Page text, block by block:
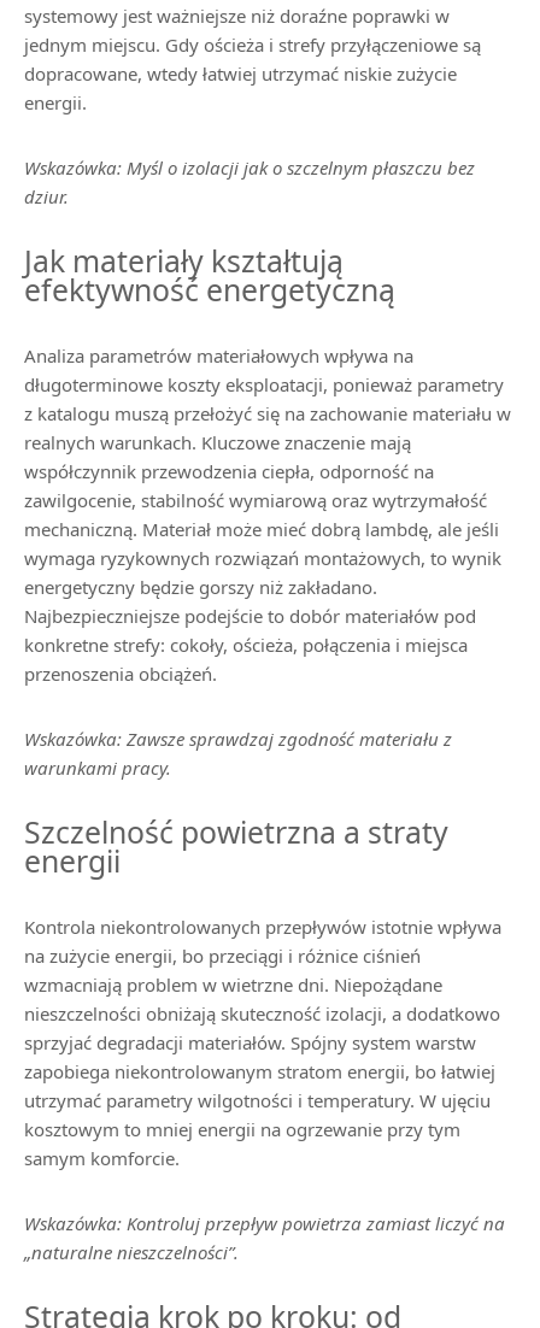
systemowy jest ważniejsze niż doraźne poprawki w
jednym miejscu. Gdy ościeża i strefy przyłączeniowe są
dopracowane, wtedy łatwiej utrzymać niskie zużycie
energii.
Wskazówka: Myśl o izolacji jak o szczelnym płaszczu bez
dziur.
Jak materiały kształtują
efektywność energetyczną
Analiza parametrów materiałowych wpływa na
długoterminowe koszty eksploatacji, ponieważ parametry
z katalogu muszą przełożyć się na zachowanie materiału w
realnych warunkach. Kluczowe znaczenie mają
współczynnik przewodzenia ciepła, odporność na
zawilgocenie, stabilność wymiarową oraz wytrzymałość
mechaniczną. Materiał może mieć dobrą lambdę, ale jeśli
wymaga ryzykownych rozwiązań montażowych, to wynik
energetyczny będzie gorszy niż zakładano.
Najbezpieczniejsze podejście to dobór materiałów pod
konkretne strefy: cokoły, ościeża, połączenia i miejsca
przenoszenia obciążeń.
Wskazówka: Zawsze sprawdzaj zgodność materiału z
warunkami pracy.
Szczelność powietrzna a straty
energii
Kontrola niekontrolowanych przepływów istotnie wpływa
na zużycie energii, bo przeciągi i różnice ciśnień
wzmacniają problem w wietrzne dni. Niepożądane
nieszczelności obniżają skuteczność izolacji, a dodatkowo
sprzyjać degradacji materiałów. Spójny system warstw
zapobiega niekontrolowanym stratom energii, bo łatwiej
utrzymać parametry wilgotności i temperatury. W ujęciu
kosztowym to mniej energii na ogrzewanie przy tym
samym komforcie.
Wskazówka: Kontroluj przepływ powietrza zamiast liczyć na
„naturalne nieszczelności”.
Strategia krok po kroku: od